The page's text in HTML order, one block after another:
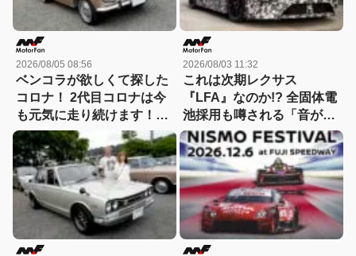
2026/08/05 08:56
ベンコラが欲しくて探した
コロナ！ 2代目コロナは今
も元気に走り続けます！
【花見の里で感謝の集いや
ります！】
2026/08/03 11:32
これは次期レクサス
『LFA』なのか!? 全固体電
池採用も噂される「音がし
ない」謎の次世代スーパー
カーの正体を探る! 【現地
写真付き】